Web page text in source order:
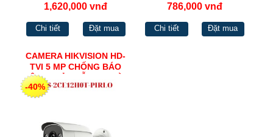
1,620,000 vnđ
Chi tiết Đặt mua
786,000 vnđ
Chi tiết Đặt mua
CAMERA HIKVISION HD-
TVI 5 MP CHỐNG BÁO
ĐỘNG GIẢ - HỖ TRỢ ĐÈN
CẢNH BÁO CHUYỂN ĐỘNG
DS-2CE12H0T-PIRLO
-40%